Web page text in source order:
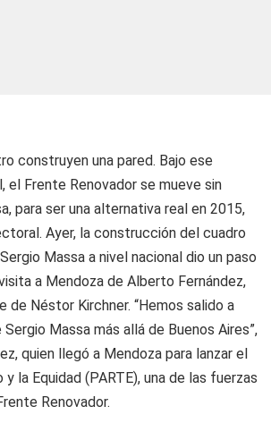
construyen una pared. Bajo ese
el Frente Renovador se mueve sin
para ser una alternativa real en 2015,
Ayer, la construcción del cuadro
Massa a nivel nacional dio un paso
a Mendoza de Alberto Fernández,
de Néstor Kirchner. “Hemos salido a
Massa más allá de Buenos Aires”,
quien llegó a Mendoza para lanzar el
la Equidad (PARTE), una de las fuerzas
Renovador.